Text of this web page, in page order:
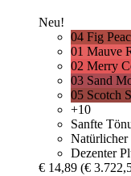
Neu!
04 Fig
01 Mauve
02 Merry
03 Sand
05 Scotch
+10
Sanfte
Natürlicher
Dezenter
€ 14,89 (€